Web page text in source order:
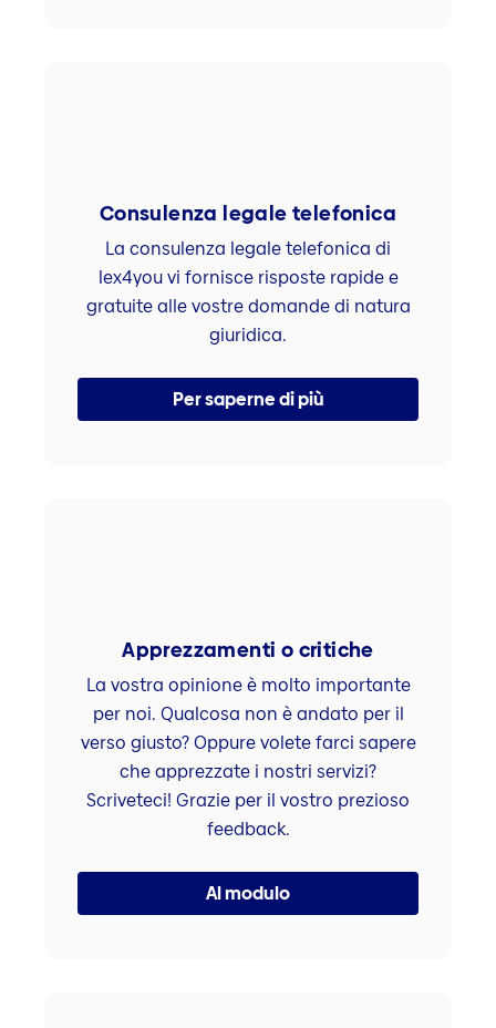
Consulenza legale telefonica
La consulenza legale telefonica di
lex4you vi fornisce risposte rapide e
gratuite alle vostre domande di natura
giuridica.
Per saperne di più
Apprezzamenti o critiche
La vostra opinione è molto importante
per noi. Qualcosa non è andato per il
verso giusto? Oppure volete farci sapere
che apprezzate i nostri servizi?
Scriveteci! Grazie per il vostro prezioso
feedback.
Al modulo